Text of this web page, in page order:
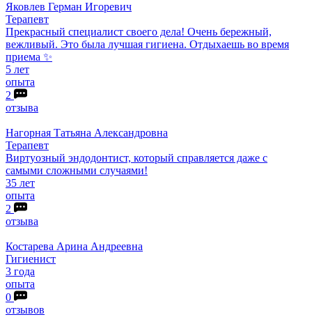
Яковлев Герман Игоревич
Терапевт
Прекрасный специалист своего дела! Очень бережный,
вежливый. Это была лучшая гигиена. Отдыхаешь во время
приема ✨
5 лет
опыта
2
отзыва
Нагорная Татьяна Александровна
Терапевт
Виртуозный эндодонтист, который справляется даже с
самыми сложными случаями!
35 лет
опыта
2
отзыва
Костарева Арина Андреевна
Гигиенист
3 года
опыта
0
отзывов